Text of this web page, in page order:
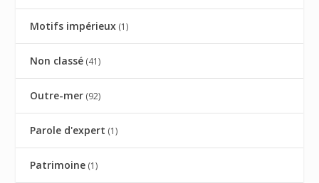
Motifs impérieux (1)
Non classé (41)
Outre-mer (92)
Parole d'expert (1)
Patrimoine (1)